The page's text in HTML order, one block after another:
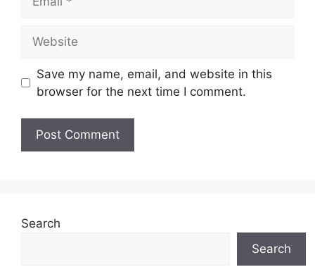
Save my name, email, and website in this
browser for the next time I comment.
Search
Search